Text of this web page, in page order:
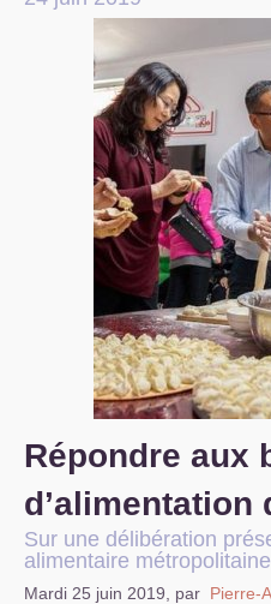
Comprendre...
Vie du site
Répondre aux
d’alimentation
Sur une délibération
alimentaire métropolitaine
Mardi 25 juin 2019 par Pierre-